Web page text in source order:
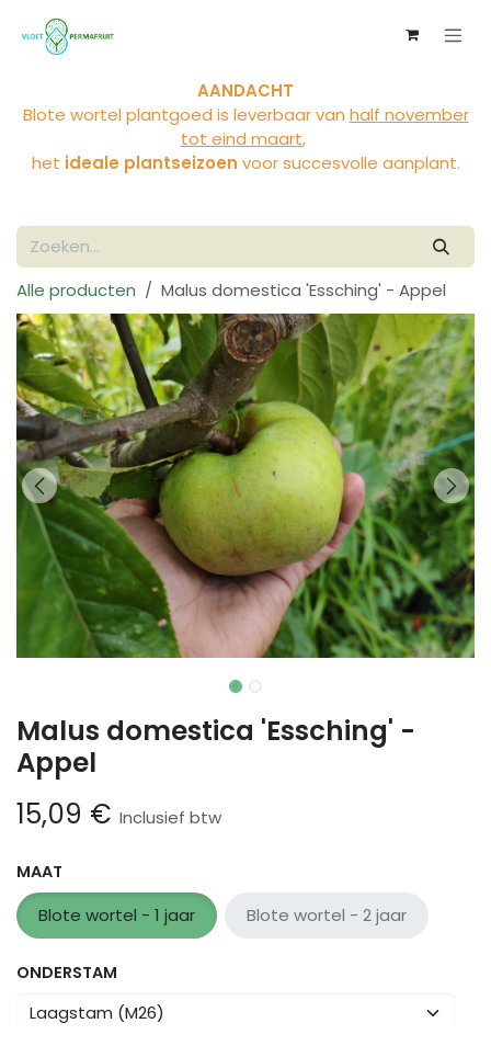
AANDACHT
Blote wortel plantgoed is leverbaar van half november
tot eind maart,
het ideale plantseizoen voor succesvolle aanplant.
Alle producten Malus domestica 'Essching' - Appel
Malus domestica 'Essching' -
Appel
15,09 € Inclusief btw
MAAT
Blote wortel - 1 jaar Blote wortel - 2 jaar
ONDERSTAM